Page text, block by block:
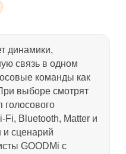
динамики,
связь в одном
команды как
выборе смотрят
голосового
Bluetooth, Matter и
и сценарий
GOODMi с